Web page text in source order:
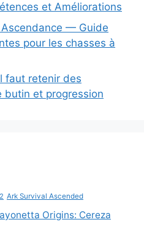
et Améliorations
— Guide
pour les chasses à
faut retenir des
butin et progression
Ark Survival Ascended
Origins: Cereza